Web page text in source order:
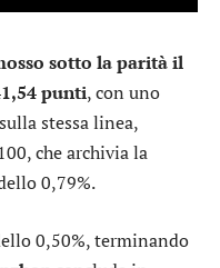
sotto la parità il
punti, con uno
stessa linea,
, che archivia la
0,79%.
0,50%, terminando